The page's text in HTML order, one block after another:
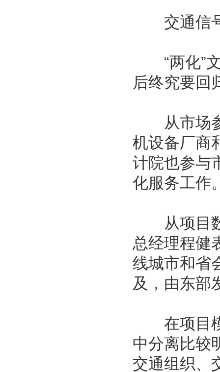
交通信号
“两化”文
后终究要回
从市场参
机设备厂商
计院也参与
化服务工作
从项目数
总经理程健
线城市和省
及，由东部
在项目模
中分离比较
交通组织、